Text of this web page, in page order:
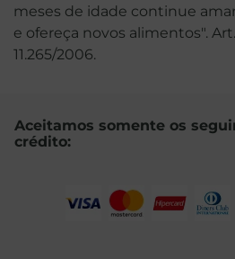
meses de idade continue
e ofereça novos alimentos". Art.
11.265/2006.
Aceitamos somente os
crédito: